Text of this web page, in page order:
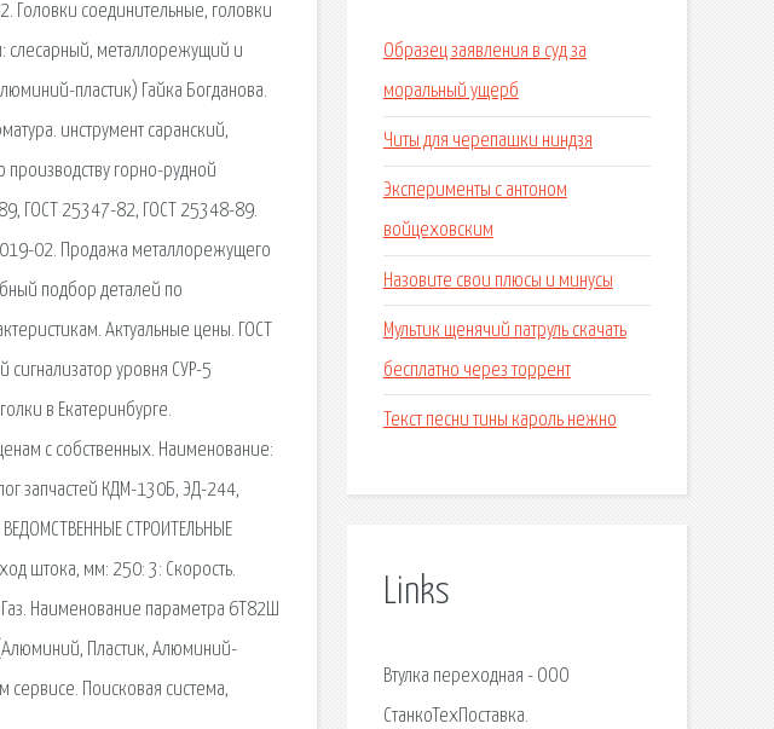
Головки соединительные, головки
слесарный, металлорежущий и
пластик) Гайка Богданова.
инструмент саранский,
горно-рудной
ГОСТ 25347-82, ГОСТ 25348-89.
02. Продажа металлорежущего
подбор деталей по
Актуальные цены. ГОСТ
уровня СУР-5
в Екатеринбурге.
с собственных. Наименование:
запчастей КДМ-130Б, ЭД-244,
СТРОИТЕЛЬНЫЕ
штока, мм: 250: 3: Скорость.
Газ. Наименование параметра 6Т82Ш
Пластик, Алюминий-
сервисе. Поисковая сиcтема,
Образец заявления в суд за
моральный ущерб
Читы для черепашки ниндзя
Эксперименты с антоном
войцеховским
Назовите свои плюсы и минусы
Мультик щенячий патруль скачать
бесплатно через торрент
Текст песни тины кароль нежно
Links
Втулка переходная - ООО
СтанкоТехПоставка.